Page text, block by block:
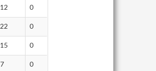
12 0
22 0
15 0
7 0